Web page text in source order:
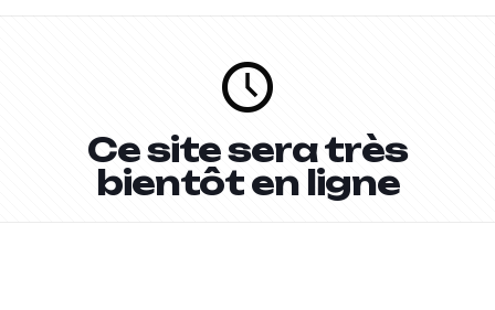
Ce site sera très
bientôt en ligne